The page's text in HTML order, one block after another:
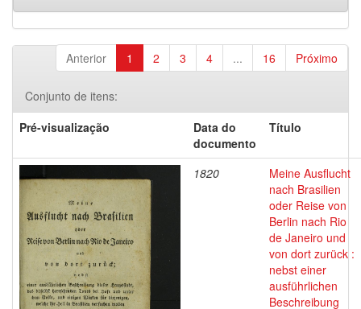
Anterior 1 2 3 4 ... 16 Próximo
Conjunto de itens:
Pré-visualização
Data do
documento
Título
1820
Meine Ausflucht
nach Brasilien
oder Reise von
Berlin nach Rio
de Janeiro und
von dort zurück :
nebst einer
ausführlichen
Beschreibung